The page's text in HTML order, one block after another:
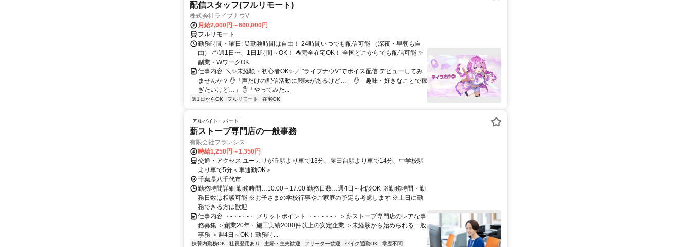
配信スタッフ(フルリモート)
株式会社ライブナウV
月給2,000円～600,000円
フルリモート
勤務時間・曜日: ⏰勤務時間は自由！ 24時間いつでも配信可能 （深夜・早朝も自
由） ⛅週1日〜、1日1時間～OK！ ⛺完全在宅OK！ 全国どこからでも配信可能 ✨
副業・WワークOK
仕事内容: ＼✨未経験・初心者OK✨／ "ライブナウV"でボイス配信 デビューしてみ
ませんか？ ✋「声だけの配信活動に興味があるけど…」 ✋「趣味・好きなことで稼
ぎたいけど…」 ✋「やってみた...
週1日からOK フルリモート 在宅OK
アルバイト・パート
薪ストーブ専門店の一般事務
有限会社フランシス
時給1,250円～1,350円
交通・アクセス ユーカリが丘駅より車で13分、勝田台駅より車で14分、中学校駅
より車で5分＜車通勤OK＞
千葉県八千代市
勤務時間詳細 勤務時間…10:00～17:00 勤務日数…週4日～相談OK ※勤務時間・勤
務日数は相談可能 ※お子さまの学校行事やご家庭の予定も考慮します ※土日に勤
務できる方は歓迎
仕事内容 ・-・-・-・ メリットポイント ・-・-・-・ ＞薪ストーブ専門店のレアな事
務募集 ＞創業20年・施工実績2000件以上の安定企業 ＞未経験から始められる一般
事務 ＞週4日～OK！勤務時...
扶養内勤務OK 社員登用あり 主婦・主夫歓迎 フリーター歓迎 バイク通勤OK
学歴不問